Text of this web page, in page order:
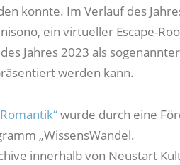
konnte. Im Verlauf des
ein virtueller Escape-
Jahres 2023 als sogenannter
werden kann.
wurde durch eine
„WissensWandel.
innerhalb von Neustart